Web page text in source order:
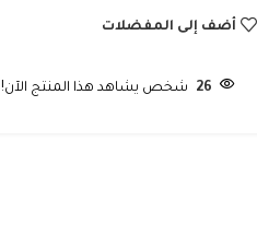
أضف إلى المفضلات
26 شخص يشاهد هذا المنتج الآن!